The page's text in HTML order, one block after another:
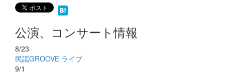
公演、コンサート情報
8/23
民謡GROOVE ライブ
9/1